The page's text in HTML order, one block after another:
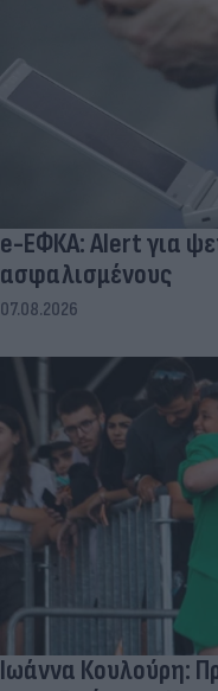
e-ΕΦΚΑ: Alert για
ασφαλισμένους
07.08.2026
Ιωάννα Κουλούρη: